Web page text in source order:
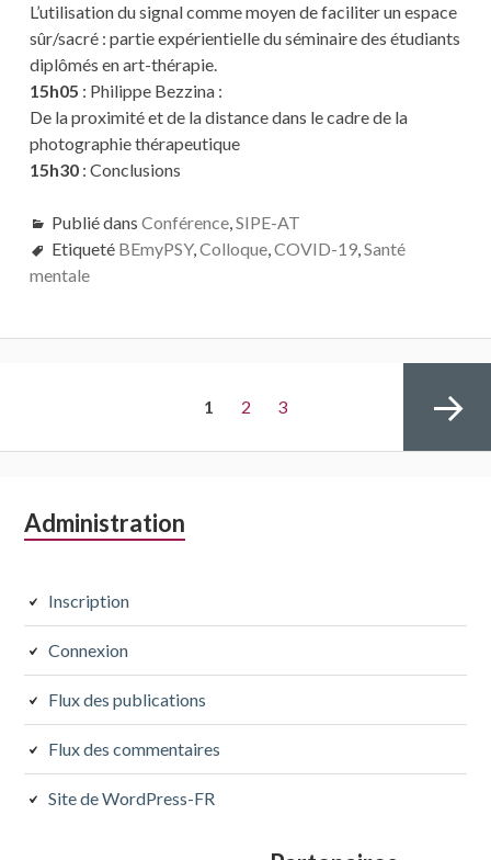
L’utilisation du signal comme moyen de faciliter un espace
sûr/sacré : partie expérientielle du séminaire des étudiants
diplômés en art-thérapie.
15h05 : Philippe Bezzina :
De la proximité et de la distance dans le cadre de la
photographie thérapeutique
15h30: Conclusions
Publié dans Conférence,SIPE-AT
Etiqueté BEmyPSY,Colloque,COVID-19,Santé
mentale
articles
PAGE
1 Page
2 Page
3
Colonne
subsidiaire
Administration
Inscription
Connexion
Flux des publications
Flux des commentaires
Site de WordPress-FR